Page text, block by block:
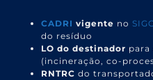
CADRI vigente no
do resíduo
LO do destinador
(incineração, co-
RNTRC do